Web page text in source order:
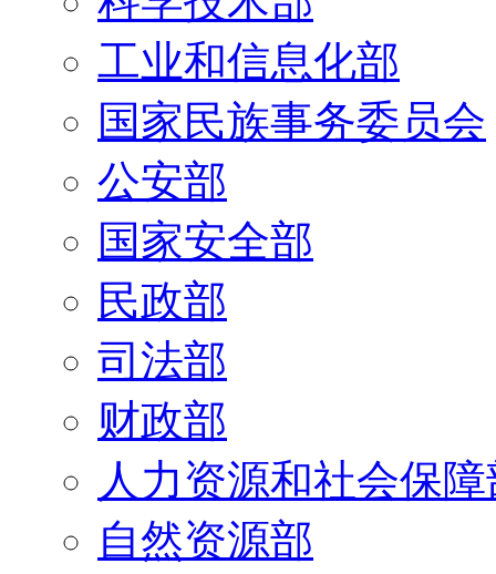
工业和信息化部
国家民族事务委员会
公安部
国家安全部
民政部
司法部
财政部
人力资源和社会保
自然资源部